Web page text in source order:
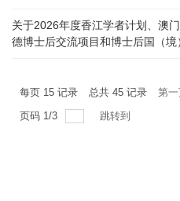
关于2026年度香江学者计划、澳
德博士后交流项目和博士后国（境
每页 15 记录 总共 45 记录 第
页码 1/3 跳转到